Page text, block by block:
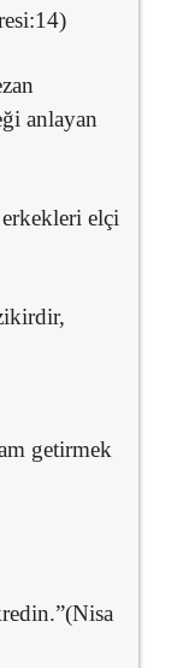
anlayan
elçi
getirmek